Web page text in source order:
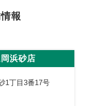
報
浜砂店
1丁目3番17号